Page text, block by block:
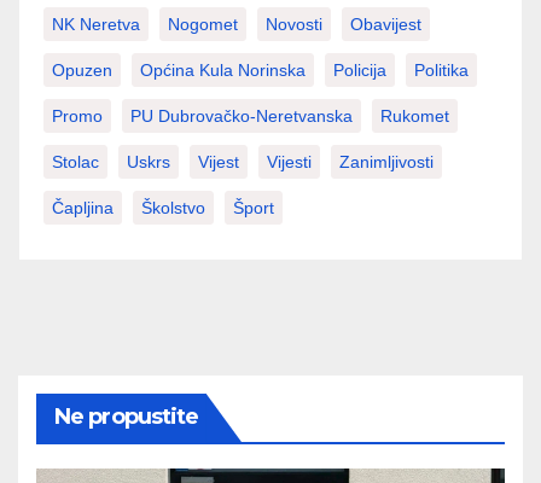
NK Neretva Nogomet Novosti Obavijest
Opuzen Općina Kula Norinska Policija Politika
Promo PU Dubrovačko-Neretvanska Rukomet
Stolac Uskrs Vijest Vijesti Zanimljivosti
Čapljina Školstvo Šport
Ne propustite